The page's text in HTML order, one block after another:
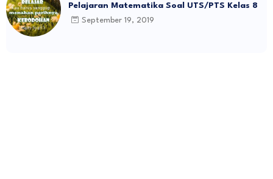
Pelajaran Matematika Soal UTS/PTS Kelas 8
September 19, 2019